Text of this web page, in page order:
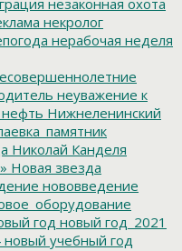
некролог
нерабочая неделя
неуважение к
нефть Нижнеленинский
Николай Канделя
Новая звезда
нововведение
год новый год_2021
новый учебный год